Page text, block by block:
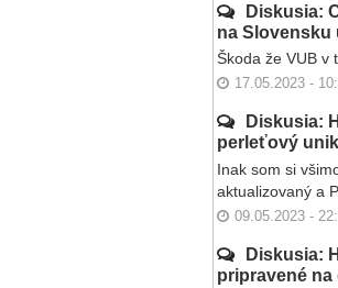
Diskusia:
na Slovensku
Škoda že VUB v
17.05.2023 -
Diskusia:
perleťový
Inak som si
aktualizovaný a
09.05.2023 -
Diskusia:
pripravené